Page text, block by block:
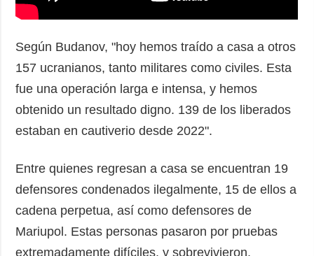
Según Budanov, "hoy hemos traído a casa a otros
157 ucranianos, tanto militares como civiles. Esta
fue una operación larga e intensa, y hemos
obtenido un resultado digno. 139 de los liberados
estaban en cautiverio desde 2022".
Entre quienes regresan a casa se encuentran 19
defensores condenados ilegalmente, 15 de ellos a
cadena perpetua, así como defensores de
Mariupol. Estas personas pasaron por pruebas
extremadamente difíciles, y sobrevivieron,